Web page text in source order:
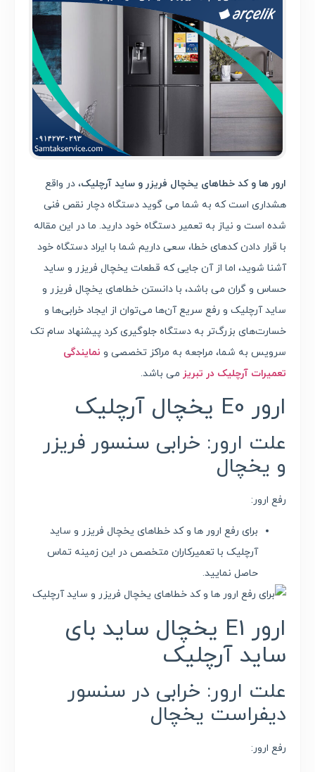
ارور ها و کد خطاهای یخچال فریزر و ساید آرچلیک، در واقع
هشداری است که به شما می گوید دستگاه دچار نقص فنی
شده است و نیاز به تعمیر دستگاه خود دارید. ما در این مقاله
با قرار دادن کدهای خطا، سعی داریم شما با ایراد دستگاه خود
آشنا شوید، اما از آن جایی که قطعات یخچال فریزر و ساید
حساس و گران می باشد، با دانستن خطاهای یخچال فریزر و
ساید آرچلیک و رفع سریع آن‌ها می‌توان از ایجاد خرابی‌ها و
خسارت‌های بزرگ‌تر به دستگاه جلوگیری کرد پیشنهاد سام تک
سرویس به شما، مراجعه‌ به مراکز تخصصی و نمایندگی
تعمیرات آرچلیک در تبریز می باشد.
ارور E0 یخچال آرچلیک
علت ارور: خرابی سنسور فریزر
و یخچال
رفع ارور:
برای رفع ارور ها و کد خطاهای یخچال فریزر و ساید
آرچلیک با تعمیرکاران متخصص در این زمینه تماس
حاصل نمایید.
ارور E1 یخچال ساید بای
ساید آرچلیک
علت ارور: خرابی در سنسور
دیفراست یخچال
رفع ارور: